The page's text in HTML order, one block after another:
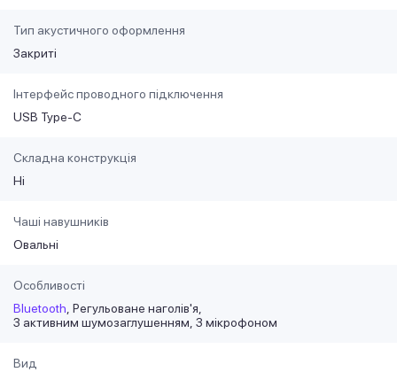
Тип акустичного оформлення
Закриті
Інтерфейс проводного підключення
USB Type-C
Складна конструкція
Ні
Чаші навушників
Овальні
Особливості
Bluetooth Регульоване наголів'я
З активним шумозаглушенням З мікрофоном
Вид